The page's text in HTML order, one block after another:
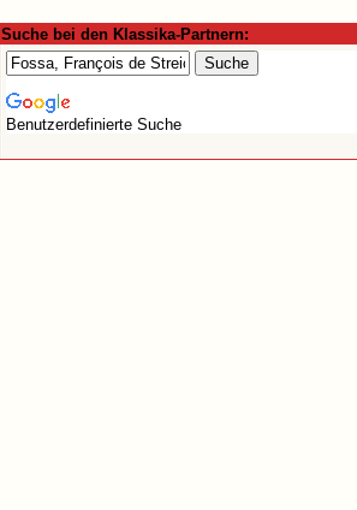
Suche bei den Klassika-Partnern:
Benutzerdefinierte Suche